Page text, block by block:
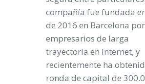
compañía fue fundada
de 2016 en Barcelona por
empresarios de larga
trayectoria en Internet, y
recientemente ha
ronda de capital de